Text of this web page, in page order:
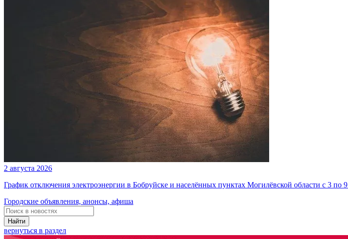
2 августа 2026
График отключения электроэнергии в Бобруйске и населённых пунктах Могилёвской области с 3 по
Городские объявления, анонсы, афиша
Найти
вернуться в раздел